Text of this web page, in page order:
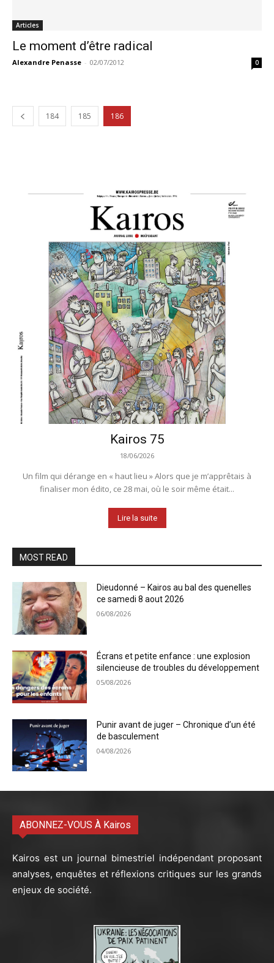
Articles
Le moment d’être radical
Alexandre Penasse - 02/07/2012 0
184 185 186
Kairos 75
18/06/2026
Un film qui dérange en « haut lieu » Alors que je m’apprêtais à
finaliser mon édito, ce 28 mai, où le soir même était...
Lire la suite
MOST READ
Dieudonné – Kairos au bal des quenelles
ce samedi 8 aout 2026
06/08/2026
Écrans et petite enfance : une explosion
silencieuse de troubles du développement
05/08/2026
Punir avant de juger – Chronique d’un été
de basculement
04/08/2026
ABONNEZ-VOUS À Kairos
Kairos est un journal bimestriel indépendant proposant
analyses, enquêtes et réflexions critiques sur les grands
enjeux de société.